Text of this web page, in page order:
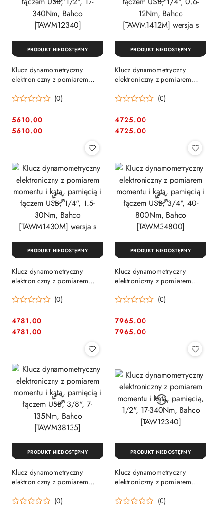
Klucz dynamometryczny
elektroniczny z pomiarem
łączem USB, 1/2", 17-340Nm,
(0)
Cena:
5610.00
Cena:
5610.00
PRODUKT NIEDOSTĘPNY
Klucz dynamometryczny
elektroniczny z pomiarem
łączem USB, 1/4", 0.6-12Nm,
(0)
Cena:
4725.00
Cena:
4725.00
PRODUKT NIEDOSTĘPNY
Klucz dynamometryczny
elektroniczny z pomiarem
łączem USB, 1/4", 1.5-30Nm,
s
(0)
Cena:
4781.00
Cena:
4781.00
PRODUKT NIEDOSTĘPNY
Klucz dynamometryczny
elektroniczny z pomiarem
łączem USB, 3/4", 40-
[TAWM34800]
(0)
Cena:
7965.00
Cena:
7965.00
PRODUKT NIEDOSTĘPNY
Klucz dynamometryczny
elektroniczny z pomiarem
łączem USB, 3/8", 7-135Nm,
(0)
PRODUKT NIEDOSTĘPNY
Klucz dynamometryczny
elektroniczny z pomiarem
1/2", 17-340Nm, Bahco
(0)
PRODUKT NIEDOSTĘPNY